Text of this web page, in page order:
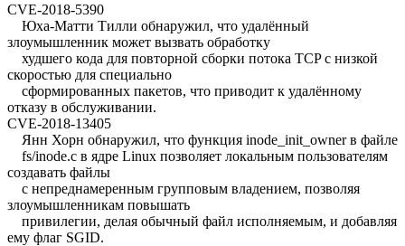
CVE-2018-5390
Юха-Матти Тилли обнаружил, что удалённый
злоумышленник может вызвать обработку
худшего кода для повторной сборки потока TCP с низкой
скоростью для специально
сформированных пакетов, что приводит к удалённому
отказу в обслуживании.
CVE-2018-13405
Янн Хорн обнаружил, что функция inode_init_owner в файле
fs/inode.c в ядре Linux позволяет локальным пользователям
создавать файлы
с непреднамеренным групповым владением, позволяя
злоумышленникам повышать
привилегии, делая обычный файл исполняемым, и добавляя
ему флаг SGID.